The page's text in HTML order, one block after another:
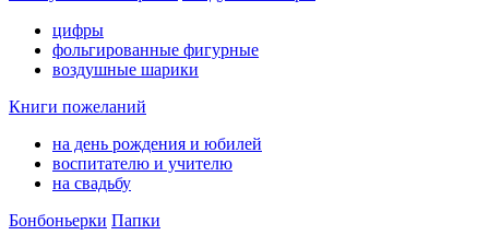
цифры
фольгированные фигурные
воздушные шарики
Книги пожеланий
на день рождения и юбилей
воспитателю и учителю
на свадьбу
Бонбоньерки Папки